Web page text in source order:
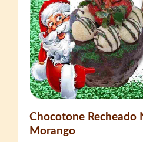
Chocotone Recheado
Morango